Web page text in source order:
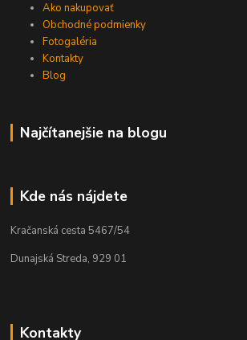
Ako nakupovať
Obchodné podmienky
Fotogaléria
Kontakty
Blog
Najčítanejšie na blogu
Kde nás nájdete
Kračanská cesta 5467/54
Dunajská Streda, 929 01
Kontakty